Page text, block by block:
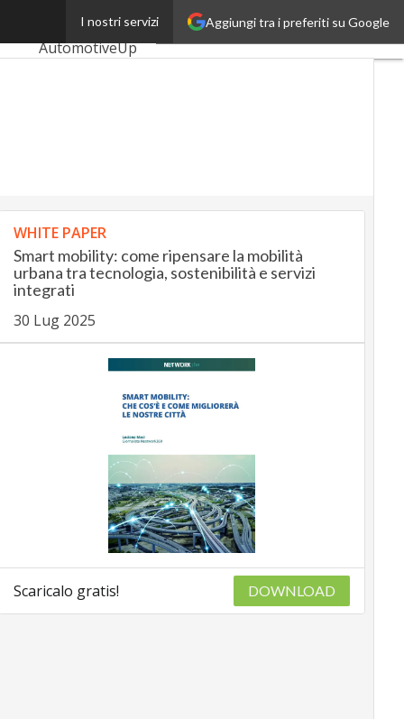
Aggiungi tra i preferiti su Google
I nostri servizi
Ultimi articoli
AutomotiveUp
ProptechStartup
WHITE PAPER
Smart mobility: come ripensare la mobilità
urbana tra tecnologia, sostenibilità e servizi
integrati
30 Lug 2025
Scaricalo gratis! DOWNLOAD